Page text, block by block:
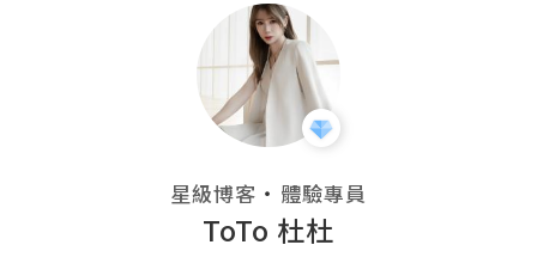
星級博客 ・ 體驗專員
ToTo 杜杜